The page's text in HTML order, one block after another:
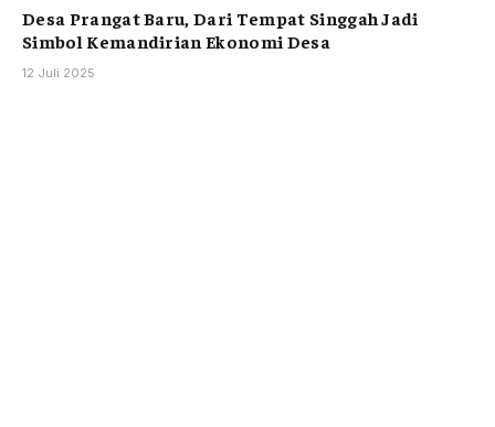
Desa Prangat Baru, Dari Tempat Singgah Jadi
Simbol Kemandirian Ekonomi Desa
12 Juli 2025